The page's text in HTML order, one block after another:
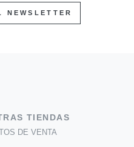
NEWSLETTER
TIENDAS
DE VENTA